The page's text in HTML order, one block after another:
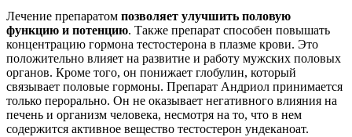
Лечение препаратом позволяет улучшить половую
функцию и потенцию. Также препарат способен повышать
концентрацию гормона тестостерона в плазме крови. Это
положительно влияет на развитие и работу мужских половых
органов. Кроме того, он понижает глобулин, который
связывает половые гормоны. Препарат Андриол принимается
только перорально. Он не оказывает негативного влияния на
печень и организм человека, несмотря на то, что в нем
содержится активное вещество тестостерон ундеканоат.